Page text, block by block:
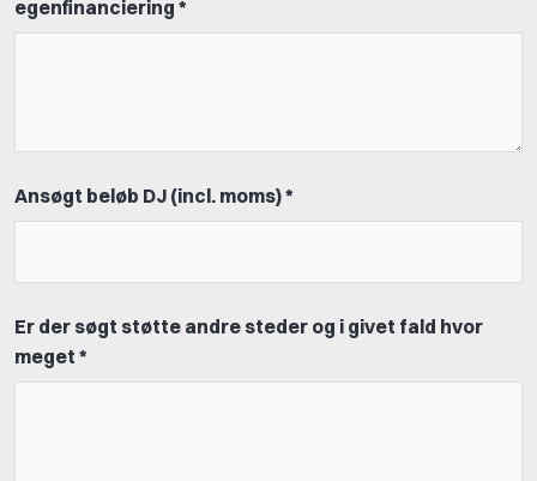
egenfinanciering *
Ansøgt beløb DJ (incl. moms) *
Er der søgt støtte andre steder og i givet fald hvor
meget *